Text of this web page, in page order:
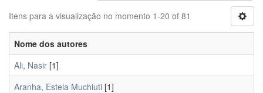
Itens para a visualização no momento 1-20 of 81
Nome dos autores
Ali, Nasir [1]
Aranha, Estela Muchiuti [1]